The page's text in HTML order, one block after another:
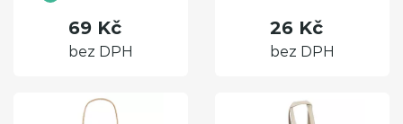
69 Kč
bez DPH
26 Kč
bez DPH